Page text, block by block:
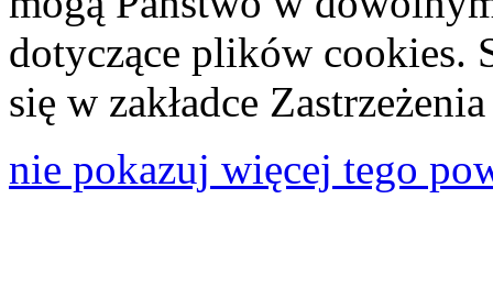
dotyczące plików cookies.
się w zakładce
nie pokazuj więcej tego